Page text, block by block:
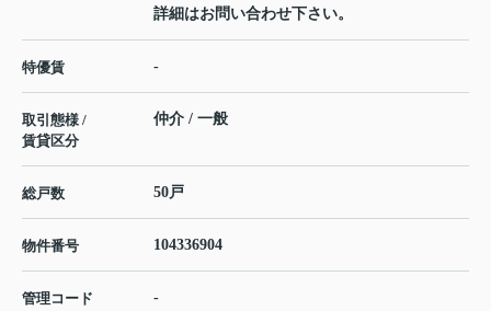
詳細はお問い合わせ下さい。
特優賃 -
取引態様 /
賃貸区分
仲介 / 一般
総戸数 50戸
物件番号 104336904
管理コード -